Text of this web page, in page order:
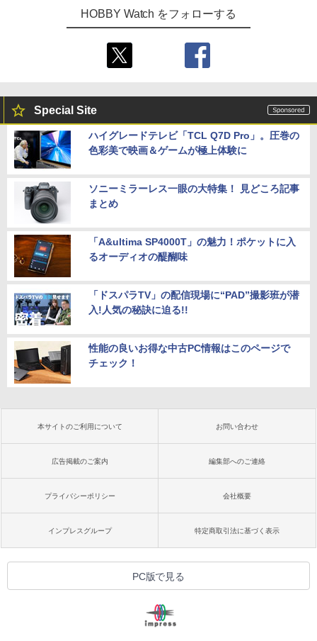
HOBBY Watch をフォローする
Special Site
ハイグレードテレビ「TCL Q7D Pro」。圧巻の
色彩美で映画＆ゲームが極上体験に
ソニーミラーレス一眼の大特集！ 見どころ記事
まとめ
「A&ultima SP4000T」の魅力！ポケットに入
るオーディオの醍醐味
「ドスパラTV」の配信現場に“PAD”撮影班が潜
入!人気の秘訣に迫る!!
性能の良いお得な中古PC情報はこのページで
チェック！
本サイトのご利用について お問い合わせ
広告掲載のご案内 編集部へのご連絡
プライバシーポリシー 会社概要
インプレスグループ 特定商取引法に基づく表示
PC版で見る